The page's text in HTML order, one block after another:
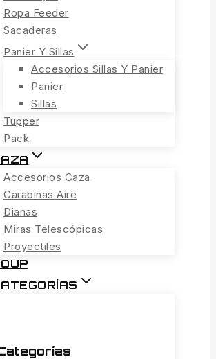
Ropa Feeder
Sacaderas
Panier Y Sillas
Accesorios Sillas Y Panier
Panier
Sillas
Tupper
Pack
Accesorios Caza
Carabinas Aire
Dianas
Miras Telescópicas
Proyectiles